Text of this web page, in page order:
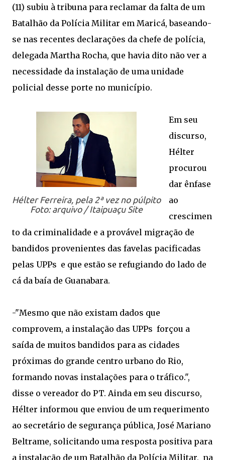
(11) subiu à tribuna para reclamar da falta de um
Batalhão da Polícia Militar em Maricá, baseando-
se nas recentes declarações da chefe de polícia,
delegada Martha Rocha, que havia dito não ver a
necessidade da instalação de uma unidade
policial desse porte no município.
Hélter Ferreira, pela 2ª vez no púlpito
Foto: arquivo / Itaipuaçu Site
Em seu
discurso,
Hélter
procurou
dar ênfase
ao
crescimen
to da criminalidade e a provável migração de
bandidos provenientes das favelas pacificadas
pelas UPPs e que estão se refugiando do lado de
cá da baía de Guanabara.
-"Mesmo que não existam dados que
comprovem, a instalação das UPPs forçou a
saída de muitos bandidos para as cidades
próximas do grande centro urbano do Rio,
formando novas instalações para o tráfico.",
disse o vereador do PT. Ainda em seu discurso,
Hélter informou que enviou de um requerimento
ao secretário de segurança pública, José Mariano
Beltrame, solicitando uma resposta positiva para
a instalação de um Batalhão da Polícia Militar, na